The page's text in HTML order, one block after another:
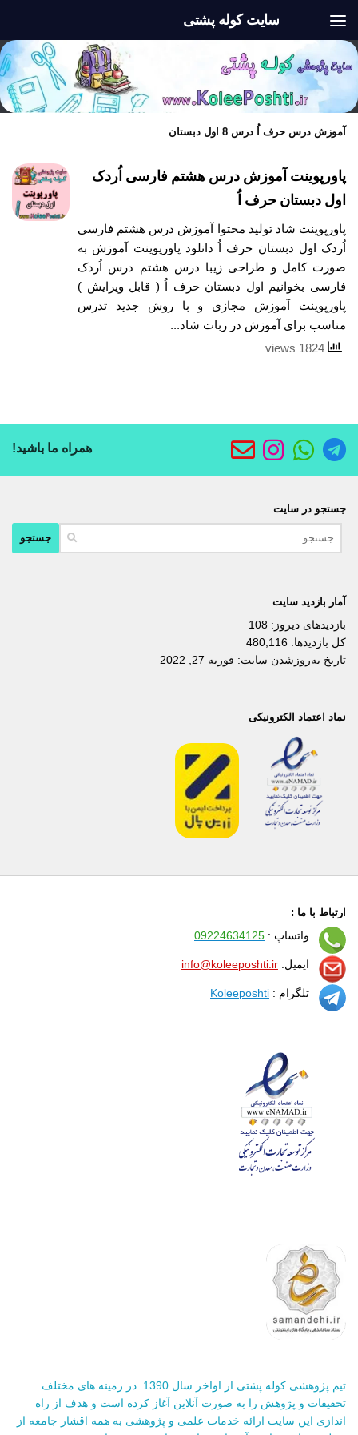
سایت کوله پشتی
آموزش درس حرف اُ درس 8 اول دبستان
پاورپوینت آموزش درس هشتم فارسی اُردک
اول دبستان حرف اُ
پاورپوینت شاد تولید محتوا آموزش درس هشتم فارسی
اُردک اول دبستان حرف اُ دانلود پاورپوینت آموزش به
صورت کامل و طراحی زیبا درس هشتم درس اُردک
فارسی بخوانیم اول دبستان حرف اُ ( قابل ویرایش )
پاورپوینت آموزش مجازی و با روش جدید تدرس
مناسب برای آموزش در ربات شاد...
همراه ما باشید!
جستجو در سایت
آمار بازدید سایت
بازدیدهای دیروز: 108
کل بازدیدها: 480,116
تاریخ به‌روزشدن سایت: فوریه 27, 2022
نماد اعتماد الکترونیکی
ارتباط با ما :
واتساپ : 09224634125
ایمیل: info@koleeposhti.ir
تلگرام : Koleeposhti
تیم پژوهشی کوله پشتی از اواخر سال 1390 در زمینه های مختلف
تحقیقات و پژوهش را به صورت آنلاین آغاز کرده است و هدف از راه
اندازی این سایت ارائه خدمات علمی و پژوهشی به همه اقشار جامعه از